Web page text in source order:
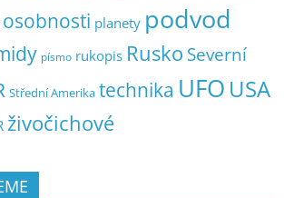
osobnosti planety podvod
písmo rukopis Rusko Severní
Střední Amerika technika UFO USA
živočichové